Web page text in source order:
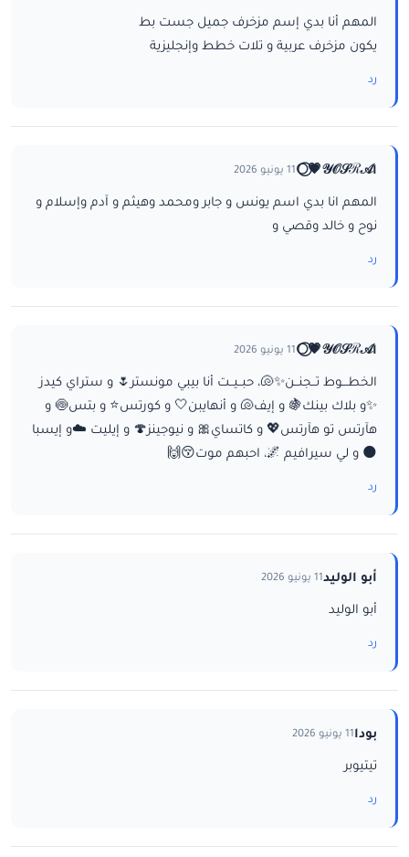
المهم أنا بدي إسم مزخرف جميل جست بط
يكون مزخرف عربية و تلات خطط وإنجليزية
رد
ا𝒴𝒪𝒮ℛ𝒜💗⃝🌕 11 يونيو 2026
المهم انا بدي اسم يونس و جابر ومحمد وهيثم و آدم وإسلام و
نوح و خالد وقصي و
رد
ا𝒴𝒪𝒮ℛ𝒜💗⃝🌕 11 يونيو 2026
الخطـــوط تــجنــن✨🐚، حبــيــت أنا بيبي مونستر🌷 و ستراي كيدز
✨و بلاك بينك🍇 و إيف🐚 و أنهايبن🤍 و كورتس⭐ و بتس🍥 و
هآرتس تو هآرتس💖 و كاتساي🎀 و نيوجينز🍄 و إيليت ☁️و إيسبا
🌑 و لي سيرافيم 🌌، احبهم موت😚🙌
رد
أبو الوليد11 يونيو 2026
أبو الوليد
رد
بودا11 يونيو 2026
تيتيوبر
رد